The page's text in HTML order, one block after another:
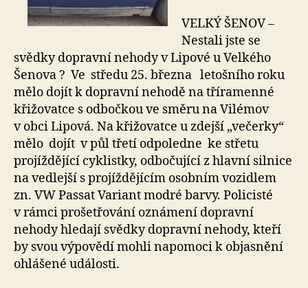
VELKÝ ŠENOV –
Nestali jste se
svědky dopravní nehody v Lipové u Velkého
Šenova ? Ve středu 25. března letošního roku
mělo dojít k dopravní nehodě na tříramenné
křižovatce s odbočkou ve směru na Vilémov
v obci Lipová. Na křižovatce u zdejší „večerky“
mělo dojít v půl třetí odpoledne ke střetu
projíždějící cyklistky, odbočující z hlavní silnice
na vedlejší s projíždějícím osobním vozidlem
zn. VW Passat Variant modré barvy. Policisté
v rámci prošetřování oznámení dopravní
nehody hledají svědky dopravní nehody, kteří
by svou výpovědí mohli napomoci k objasnění
ohlášené události.